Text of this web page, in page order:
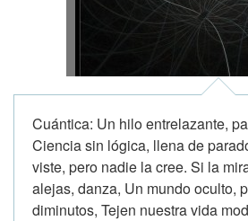
Cuántica: Un hilo entrelazante,
Ciencia sin lógica, llena de
viste, pero nadie la cree. Si la
alejas, danza, Un mundo oculto,
diminutos, Tejen nuestra vida